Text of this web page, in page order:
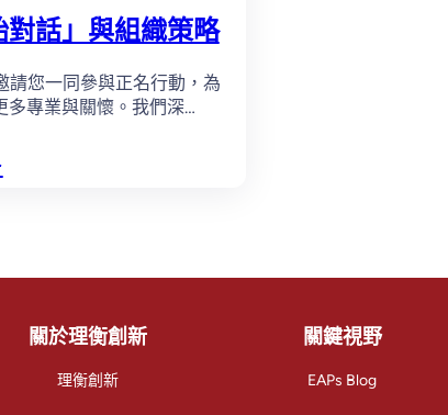
對話」與組織策略
請您一同參與正名行動，為
多專業與關懷。我們深…
關於理衡創新
理衡創新
關鍵視野
EAPs Blog